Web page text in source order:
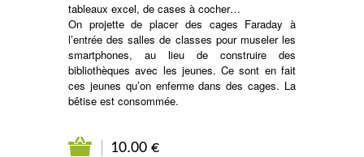
tableaux excel, de cases à cocher…
On projette de placer des cages Faraday à
l’entrée des salles de classes pour museler les
smartphones, au lieu de construire des
bibliothèques avec les jeunes. Ce sont en fait
ces jeunes qu’on enferme dans des cages. La
bêtise est consommée.
10.00 €